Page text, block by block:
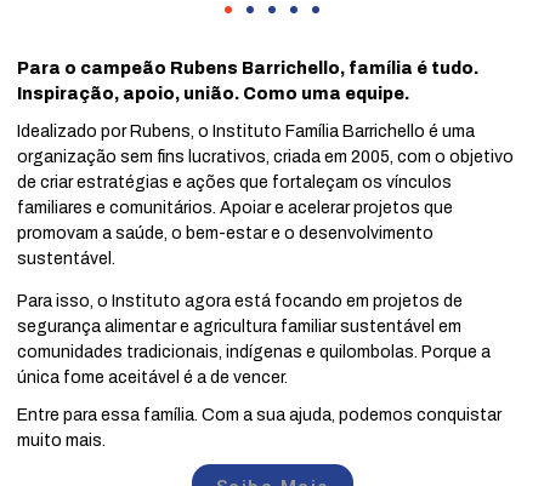
Para o campeão Rubens Barrichello, família é tudo.
Inspiração, apoio, união. Como uma equipe.
Idealizado por Rubens, o Instituto Família Barrichello é uma
organização sem fins lucrativos, criada em 2005, com o objetivo
de criar estratégias e ações que fortaleçam os vínculos
familiares e comunitários. Apoiar e acelerar projetos que
promovam a saúde, o bem-estar e o desenvolvimento
sustentável.
Para isso, o Instituto agora está focando em projetos de
segurança alimentar e agricultura familiar sustentável em
comunidades tradicionais, indígenas e quilombolas. Porque a
única fome aceitável é a de vencer.
Entre para essa família. Com a sua ajuda, podemos conquistar
muito mais.